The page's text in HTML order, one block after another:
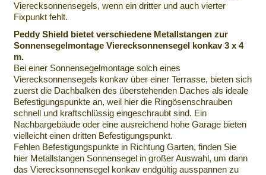
Vierecksonnensegels, wenn ein dritter und auch vierter
Fixpunkt fehlt.
Peddy Shield bietet verschiedene Metallstangen zur
Sonnensegelmontage Vierecksonnensegel konkav 3 x 4
m.
Bei einer Sonnensegelmontage solch eines
Vierecksonnensegels konkav über einer Terrasse, bieten sich
zuerst die Dachbalken des überstehenden Daches als ideale
Befestigungspunkte an, weil hier die Ringösenschrauben
schnell und kraftschlüssig eingeschraubt sind. Ein
Nachbargebäude oder eine ausreichend hohe Garage bieten
vielleicht einen dritten Befestigungspunkt.
Fehlen Befestigungspunkte in Richtung Garten, finden Sie
hier Metallstangen Sonnensegel in großer Auswahl, um dann
das Vierecksonnensegel konkav endgültig ausspannen zu